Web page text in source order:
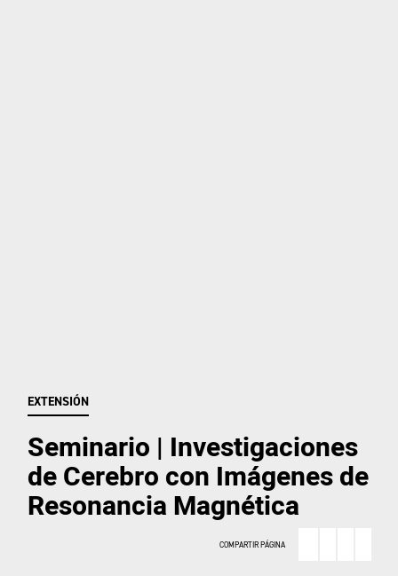
EXTENSIÓN
Seminario | Investigaciones
de Cerebro con Imágenes de
Resonancia Magnética
COMPARTIR PÁGINA